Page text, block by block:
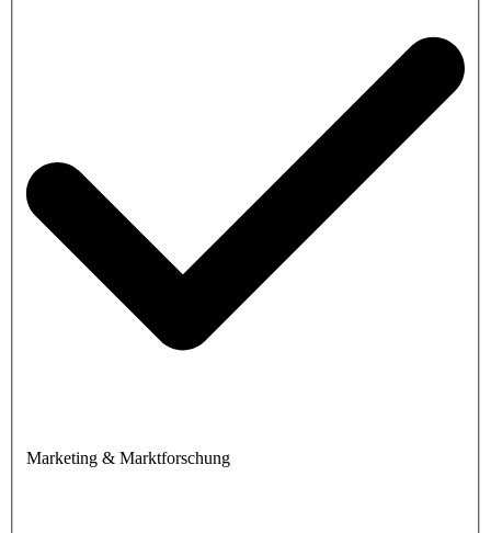
Marketing & Marktforschung